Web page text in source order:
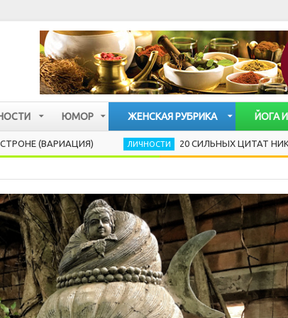
ЮМОР
ЖЕНСКАЯ РУБРИКА
ЙОГА
ЛИЧНОСТИ 20 СИЛЬНЫХ ЦИТАТ НИКА